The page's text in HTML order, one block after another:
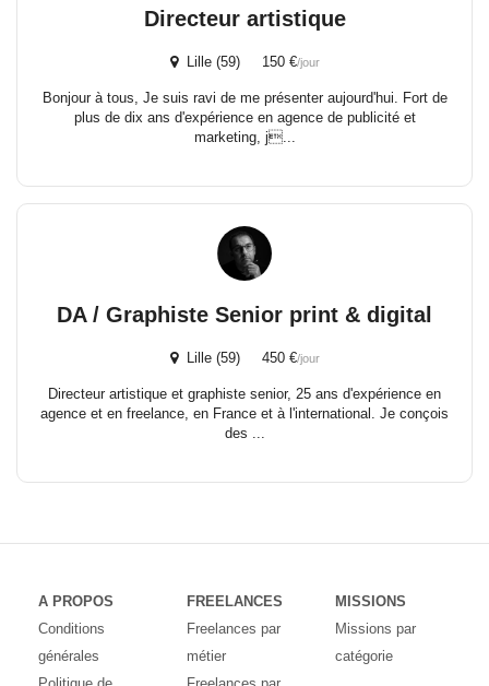
Directeur artistique
Lille (59) 150 €/jour
Bonjour à tous, Je suis ravi de me présenter aujourd'hui. Fort de
plus de dix ans d'expérience en agence de publicité et
marketing, j...
DA / Graphiste Senior print & digital
Lille (59) 450 €/jour
Directeur artistique et graphiste senior, 25 ans d'expérience en
agence et en freelance, en France et à l'international. Je conçois
des ...
A PROPOS
Conditions
générales
FREELANCES
Freelances par
métier
MISSIONS
Missions par
catégorie